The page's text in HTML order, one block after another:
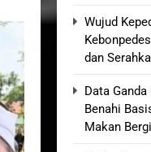
Korban Kebakaran
Disorot karena Dinilai
Ada Keputusan Resmi”
Wujud
dan
Data
Benahi
Makan